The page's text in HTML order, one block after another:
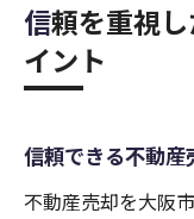
大阪市で
関西圏で有利
信頼を重視した大阪市の不動産売却ポ
イント
信頼できる不動
不動産売却を大阪